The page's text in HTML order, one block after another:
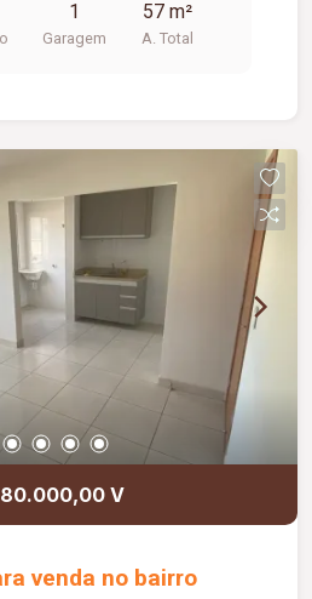
os moradores. A taxa de
no valor do aluguel.
1
Garagem
57 m²
A. Total
V
venda no bairro